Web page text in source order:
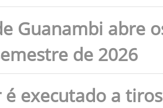
Guanambi abre
de 2026
é executado a